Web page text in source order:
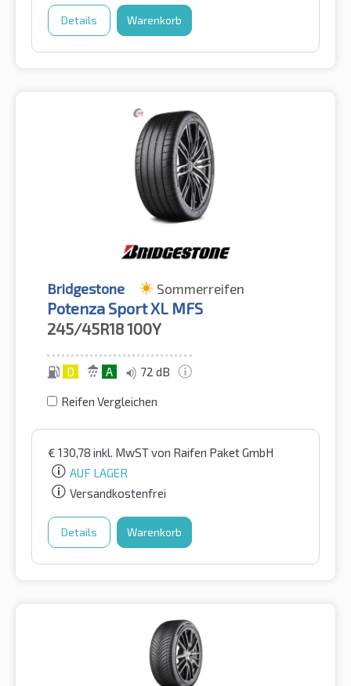
Details Warenkorb
Bridgestone Sommerreifen
Potenza Sport XL MFS
245/45R18100Y
D A 72 dB
Reifen Vergleichen
€ 130,78 inkl. MwSTvon Raifen Paket GmbH
AUF LAGER
Versandkostenfrei
Details Warenkorb